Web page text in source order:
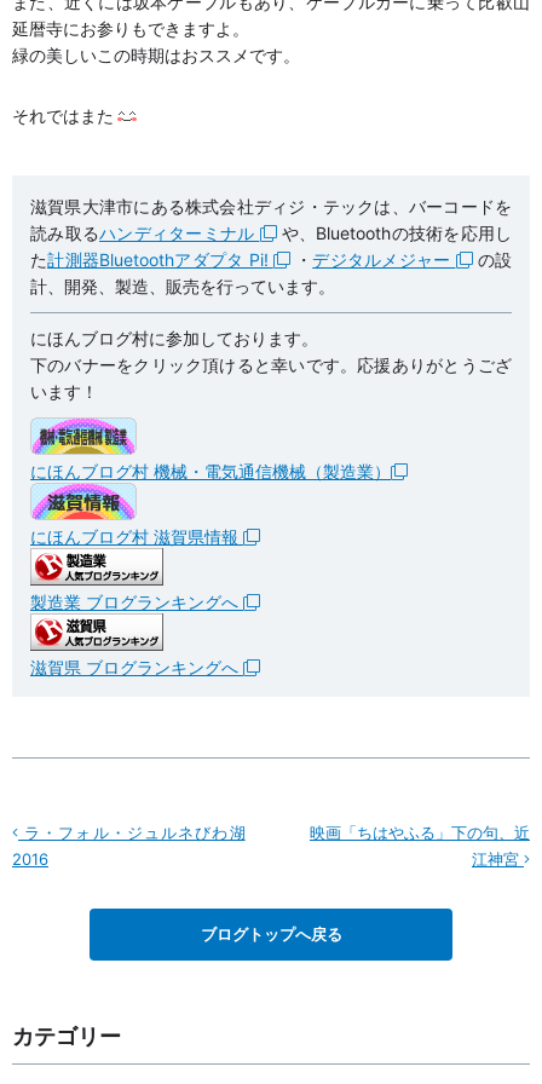
延暦寺にお参りもできますよ。
緑の美しいこの時期はおススメです。
それではまた
滋賀県大津市にある株式会社ディジ・テックは、バーコードを
読み取るハンディターミナル
や、Bluetoothの技術を応用し
た計測器Bluetoothアダプタ Pi! ・デジタルメジャー
の設
計、開発、製造、販売を行っています。
にほんブログ村に参加しております。
下のバナーをクリック頂けると幸いです。応援ありがとうござ
います！
にほんブログ村 機械・電気通信機械（製造業）
にほんブログ村 滋賀県情報
製造業 ブログランキングへ
滋賀県 ブログランキングへ
ラ・フォル・ジュルネびわ湖
2016
映画「ちはやふる」下の句、近
江神宮
ブログトップへ戻る
カテゴリー